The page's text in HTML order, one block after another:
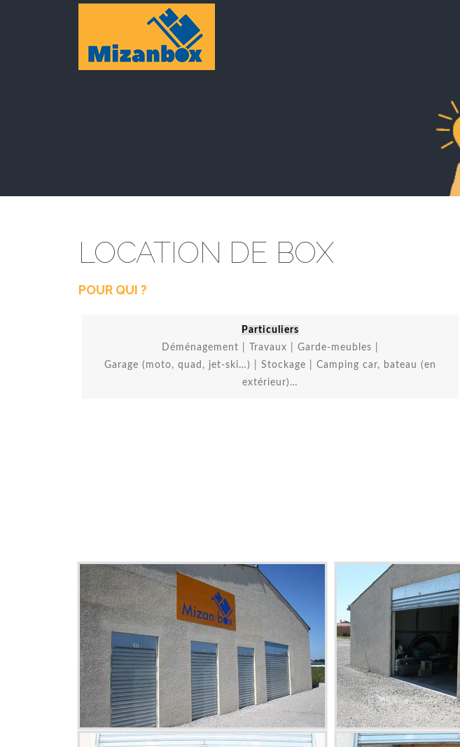
LOCATION DE BOX
POUR QUI ?
Particuliers
Déménagement | Travaux | Garde-meubles |
Garage (moto, quad, jet-ski…) | Stockage | Camping car, bateau (en
extérieur)…